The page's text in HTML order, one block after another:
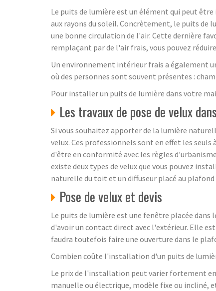
Le puits de lumière est un élément qui peut
aux rayons du soleil. Concrètement, le puits de
une bonne circulation de l'air. Cette dernière
remplaçant par de l'air frais, vous pouvez
Un environnement intérieur frais a également
où des personnes sont souvent présentes :
Pour installer un puits de lumière dans votre
Les travaux de pose de velux
Si vous souhaitez apporter de la lumière
velux. Ces professionnels sont en effet les
d'être en conformité avec les règles
existe deux types de velux que vous pouvez
naturelle du toit et un diffuseur placé au plafond
Pose de velux et devis
Le puits de lumière est une fenêtre placée
d'avoir un contact direct avec l'extérieur. Elle
faudra toutefois faire une ouverture dans le
Combien coûte l'installation d'un puits de
Le prix de l'installation peut varier fortement en
manuelle ou électrique, modèle fixe ou incliné,